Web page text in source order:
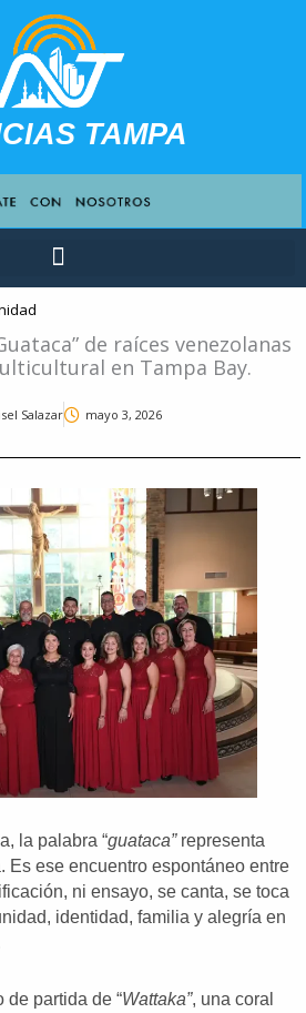
TAMPA
de raíces venezolanas
en Tampa Bay.
Salazar mayo 3, 2026
la palabra “guataca”representa
Es ese encuentro espontáneo entre
ni ensayo, se canta, se toca
identidad, familia y alegría en
de partida de “Wattaka”, una coral